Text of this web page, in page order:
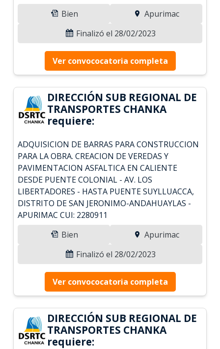
Bien
Apurimac
Finalizó el 28/02/2023
Ver convococatoria completa
DIRECCIÓN SUB REGIONAL DE
TRANSPORTES CHANKA
requiere:
ADQUISICION DE BARRAS PARA CONSTRUCCION
PARA LA OBRA. CREACION DE VEREDAS Y
PAVIMENTACION ASFALTICA EN CALIENTE
DESDE PUENTE COLONIAL - AV. LOS
LIBERTADORES - HASTA PUENTE SUYLLUACCA,
DISTRITO DE SAN JERONIMO-ANDAHUAYLAS -
APURIMAC CUI: 2280911
Bien
Apurimac
Finalizó el 28/02/2023
Ver convococatoria completa
DIRECCIÓN SUB REGIONAL DE
TRANSPORTES CHANKA
requiere: